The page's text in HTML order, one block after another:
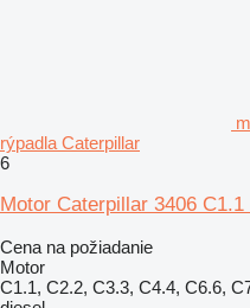
rýpadla Caterpillar
6
Motor Caterpillar 3406
Cena na požiadanie
Motor
C1.1, C2.2, C3.3, C4.4, C6.6,